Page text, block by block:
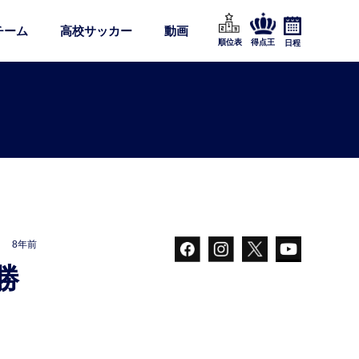
ーム 高校サッカー 動画
順位表 得点王 日程
8年前